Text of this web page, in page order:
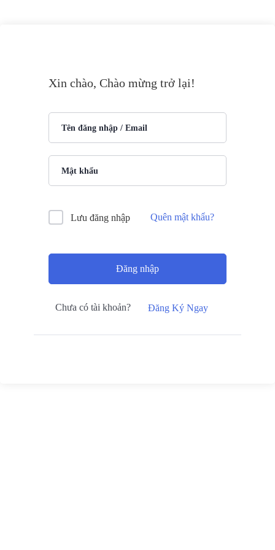
Xin chào, Chào mừng trở lại!
Lưu đăng nhập Quên mật khẩu?
Đăng nhập
Chưa có tài khoản? Đăng Ký Ngay